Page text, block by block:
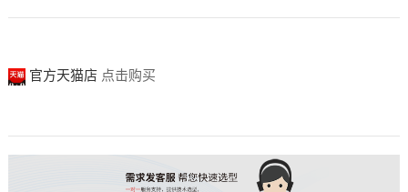
官方天猫店 点击购买